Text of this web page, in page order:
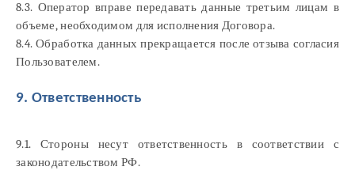
8.3. Оператор вправе передавать данные третьим лицам в
объеме, необходимом для исполнения Договора.
8.4. Обработка данных прекращается после отзыва согласия
Пользователем.
9. Ответственность
9.1. Стороны несут ответственность в соответствии с
законодательством РФ.